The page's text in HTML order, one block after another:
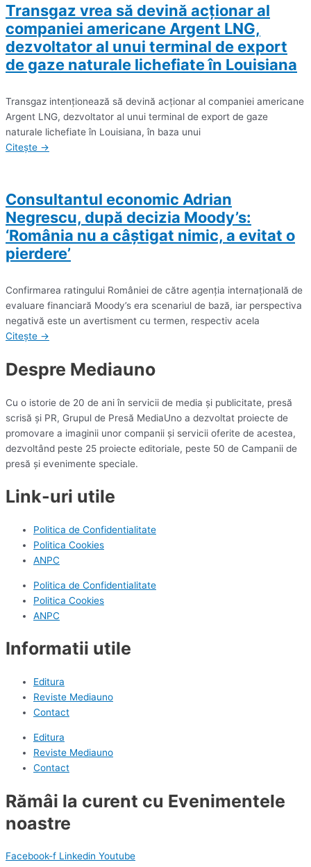
Transgaz vrea să devină acţionar al
companiei americane Argent LNG,
dezvoltator al unui terminal de export
de gaze naturale lichefiate în Louisiana
Transgaz intenţionează să devină acţionar al companiei americane
Argent LNG, dezvoltator al unui terminal de export de gaze
naturale lichefiate în Louisiana, în baza unui
Citește →
Consultantul economic Adrian
Negrescu, după decizia Moody’s:
‘România nu a câştigat nimic, a evitat o
pierdere’
Confirmarea ratingului României de către agenţia internaţională de
evaluare financiară Moody’s era scenariul de bază, iar perspectiva
negativă este un avertisment cu termen, respectiv acela
Citește →
Despre Mediauno
Cu o istorie de 20 de ani în servicii de media și publicitate, presă
scrisă și PR, Grupul de Presă MediaUno a dezvoltat proiecte de
promovare a imaginii unor companii și servicii oferite de acestea,
dezvoltând peste 25 proiecte editoriale, peste 50 de Campanii de
presă și evenimente speciale.
Link-uri utile
Politica de Confidentialitate
Politica Cookies
ANPC
Politica de Confidentialitate
Politica Cookies
ANPC
Informatii utile
Editura
Reviste Mediauno
Contact
Editura
Reviste Mediauno
Contact
Rămâi la curent cu Evenimentele
noastre
Facebook-f Linkedin Youtube